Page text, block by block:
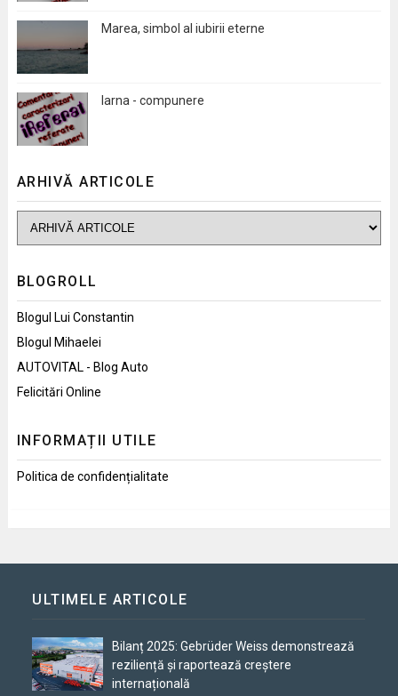
Marea, simbol al iubirii eterne
Iarna - compunere
ARHIVĂ ARTICOLE
BLOGROLL
Blogul Lui Constantin
Blogul Mihaelei
AUTOVITAL - Blog Auto
Felicitări Online
INFORMAȚII UTILE
Politica de confidențialitate
ULTIMELE ARTICOLE
Bilanț 2025: Gebrüder Weiss demonstrează
reziliență și raportează creștere
internațională